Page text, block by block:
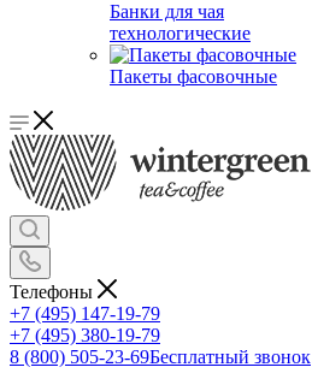
Банки для чая
технологические
Пакеты фасовочные
Телефоны
+7 (495) 147-19-79
+7 (495) 380-19-79
8 (800) 505-23-69Бесплатный звонок